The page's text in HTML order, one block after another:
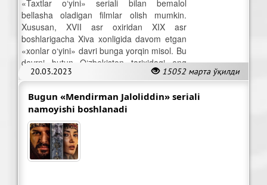
20.03.2023 15052 марта ўқилди
«Taxtlar o‘yini» seriali bilan bemalol
bellasha oladigan filmlar olish mumkin.
Xususan, XVII asr oxiridan XIX asr
boshlarigacha Xiva xonligida davom etgan
«xonlar o‘yini» davri bunga yorqin misol. Bu
davrni butun O‘zbekiston tarixidagi eng
tartibsiz davr deyish mumkin.
Bugun «Mendirman Jaloliddin» seriali
namoyishi boshlanadi